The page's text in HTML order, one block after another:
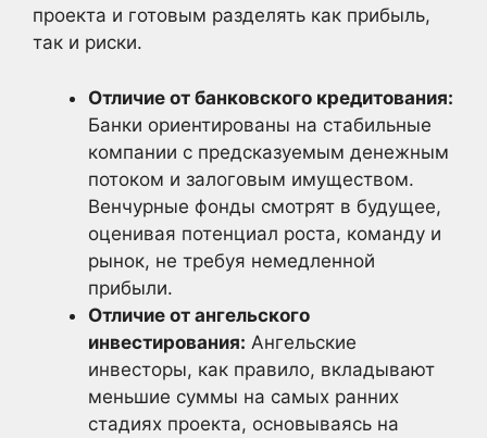
проекта и готовым разделять как прибыль,
так и риски.
Отличие от банковского кредитования:
Банки ориентированы на стабильные
компании с предсказуемым денежным
потоком и залоговым имуществом.
Венчурные фонды смотрят в будущее,
оценивая потенциал роста, команду и
рынок, не требуя немедленной
прибыли.
Отличие от ангельского
инвестирования: Ангельские
инвесторы, как правило, вкладывают
меньшие суммы на самых ранних
стадиях проекта, основываясь на